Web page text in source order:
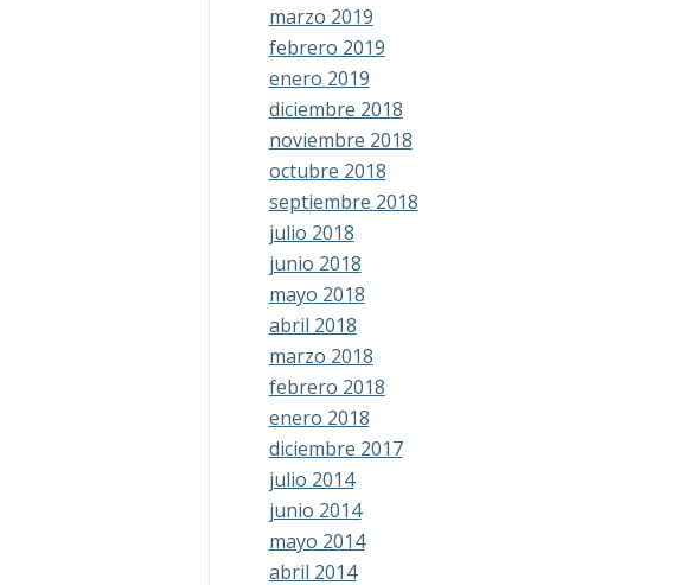
marzo 2019
febrero 2019
enero 2019
diciembre 2018
noviembre 2018
octubre 2018
septiembre 2018
julio 2018
junio 2018
mayo 2018
abril 2018
marzo 2018
febrero 2018
enero 2018
diciembre 2017
julio 2014
junio 2014
mayo 2014
abril 2014